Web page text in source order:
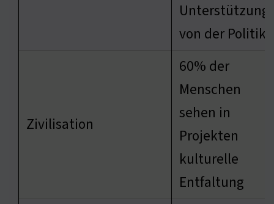
Unterstützung
von der Politik
Zivilisation
60% der
Menschen
sehen in
Projekten
kulturelle
Entfaltung